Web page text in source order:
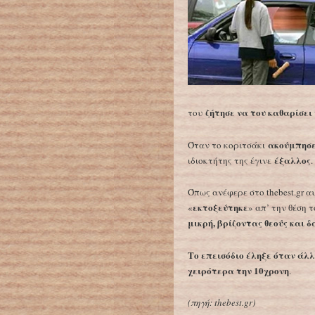
του ζήτησε να του
Όταν το κοριτσάκι
ιδιοκτήτης της έγινε έξαλλος.
Όπως ανέφερε στο thebest.gr
«εκτοξεύτηκε» απ’ την θέση
μικρή, βρίζοντας θεούς και
Το επεισόδιο έληξε όταν
χειρότερα την 10χρονη.
(πηγή: thebest.gr)